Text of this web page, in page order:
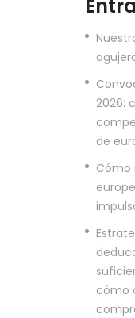
2026:
de
Cómo
cómo